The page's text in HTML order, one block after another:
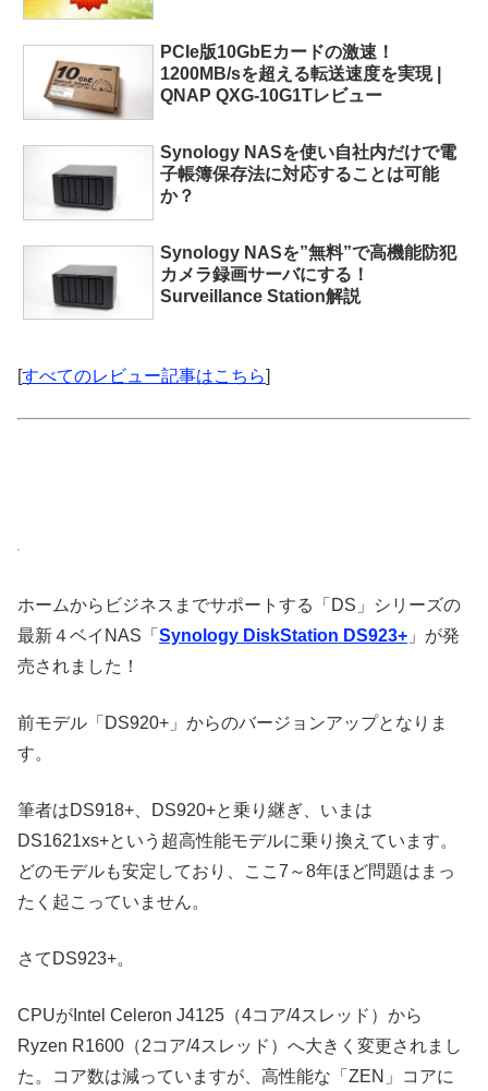
PCIe版10GbEカードの激速！
1200MB/sを超える転送速度を実現 |
QNAP QXG-10G1Tレビュー
Synology NASを使い自社内だけで電
子帳簿保存法に対応することは可能
か？
Synology NASを”無料”で高機能防犯
カメラ録画サーバにする！
Surveillance Station解説
[すべてのレビュー記事はこちら]
ホームからビジネスまでサポートする「DS」シリーズの
最新４ベイNAS「 Synology DiskStation DS923+ 」が発
売されました！
前モデル「DS920+」からのバージョンアップとなりま
す。
筆者はDS918+、DS920+と乗り継ぎ、いまは
DS1621xs+という超高性能モデルに乗り換えています。
どのモデルも安定しており、ここ7～8年ほど問題はまっ
たく起こっていません。
さてDS923+。
CPUがIntel Celeron J4125（4コア/4スレッド）から
Ryzen R1600（2コア/4スレッド）へ大きく変更されまし
た。コア数は減っていますが、高性能な「ZEN」コアに